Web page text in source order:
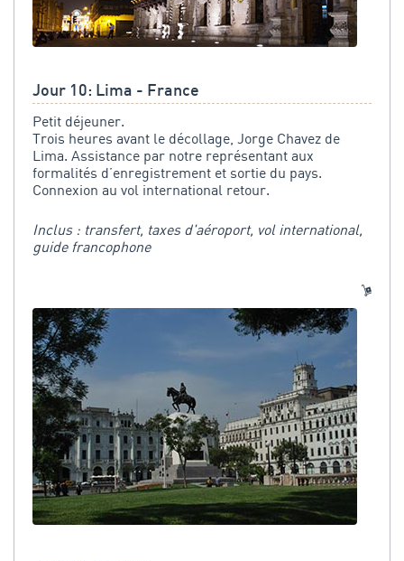
Jour 10: Lima - France
Petit déjeuner.
Trois heures avant le décollage, Jorge Chavez de
Lima. Assistance par notre représentant aux
formalités d’enregistrement et sortie du pays.
Connexion au vol international retour.
Inclus : transfert, taxes d'aéroport, vol international,
guide francophone